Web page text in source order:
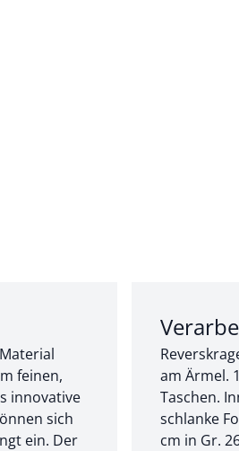
feinen,
innovative
sich
ein. Der
Abschnitt 2
am Ärmel.
Taschen.
schlanke
cm in Gr.